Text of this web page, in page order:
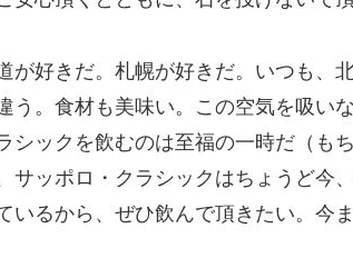
が好きだ。札幌が好きだ。いつも、
う。食材も美味い。この空気を吸い
シックを飲むのは至福の一時だ（も
サッポロ・クラシックはちょうど今
いるから、ぜひ飲んで頂きたい。今